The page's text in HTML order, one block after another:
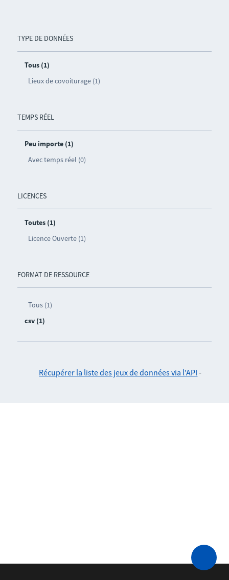
TYPE DE DONNÉES
Tous (1)
Lieux de covoiturage (1)
TEMPS RÉEL
Peu importe (1)
Avec temps réel (0)
LICENCES
Toutes (1)
Licence Ouverte (1)
FORMAT DE RESSOURCE
Tous (1)
csv (1)
Récupérer la liste des jeux de données via l'API -